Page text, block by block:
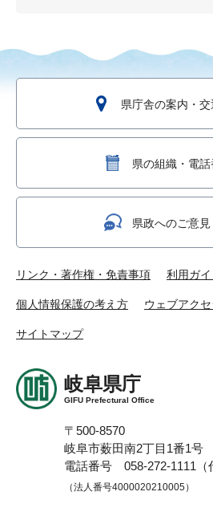
県庁舎の案内・
県の組織・電
県政へのご意
リンク・著作権・免責事項 利用ガイ
個人情報保護の考え方 ウェブアク
サイトマップ
岐阜県庁
GIFU Prefectural Office
〒500-8570
岐阜市薮田南2丁目1番1号
電話番号 058-272-1111（
（法人番号4000020210005）